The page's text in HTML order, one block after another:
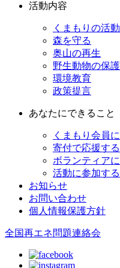
活動内容
くまもりの活
森を守る
奥山の再生
野生動物の保護
環境教育
政策提言
あなたにできること
くまもり会員
寄付で応援する
ボランティア
活動に参加する
お知らせ
お問い合わせ
個人情報保護方針
全国再エネ問題連絡会